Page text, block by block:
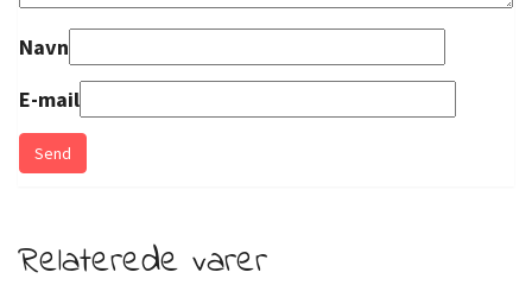
Navn
E-mail
Relaterede varer